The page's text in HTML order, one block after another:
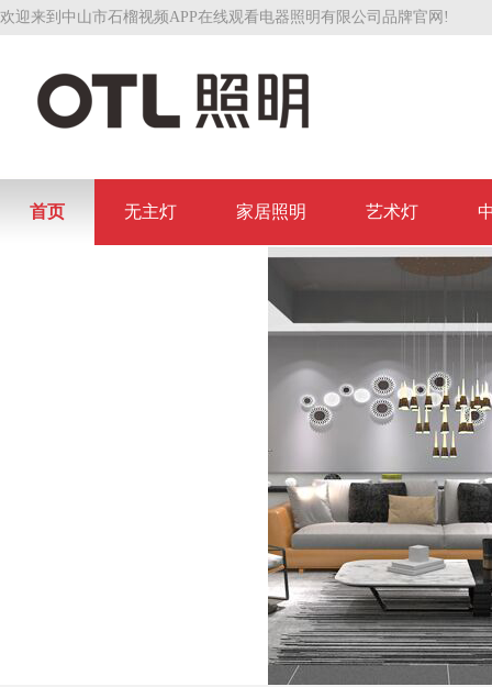
欢迎来到中山市石榴视频APP在线观看电器照明有限公司品牌官网!
首页 无主灯 家居照明 艺术灯